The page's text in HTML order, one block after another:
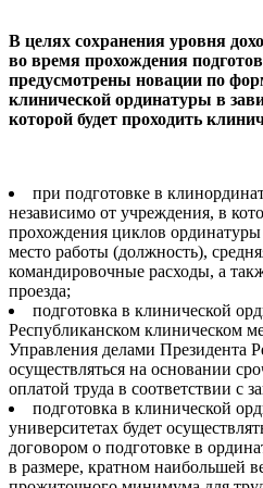
В целях сохранения уровня
во время прохождения
предусмотрены новации по
клинической ординатуры в
которой будет проходить
при подготовке в
независимо от учреждения, в
прохождения циклов
место работы (должность),
командировочные расходы, а
проезда;
подготовка в клинической
Республиканском клиническом
Управления делами Президента
осуществляться на основании
оплатой труда в соответствии с
подготовка в клинической
университетах будет
договором о подготовке в
в размере, кратном наибольшей